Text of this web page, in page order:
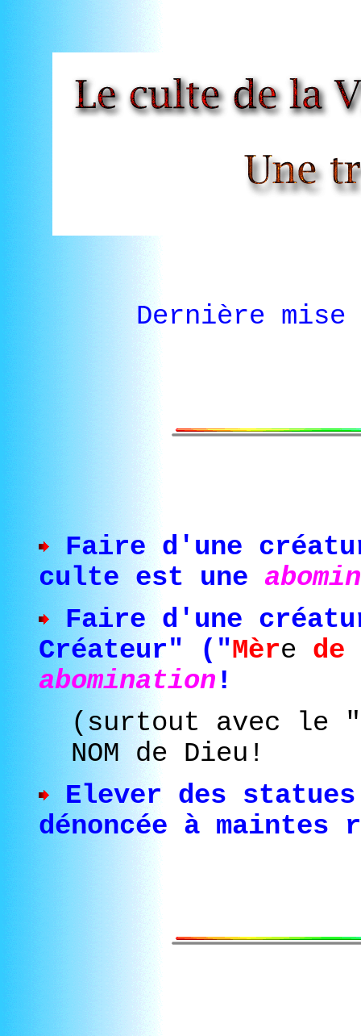
Dernière
Faire d'une
culte est une
Faire d'une
Créateur" ("Mère de
abomination !
(surtout avec le "
NOM de Dieu!
Elever des
dénoncée à